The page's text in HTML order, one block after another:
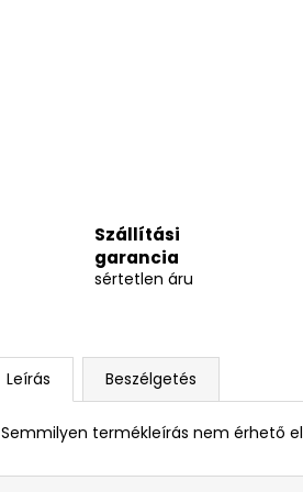
Szállítási
garancia
sértetlen áru
Leírás Beszélgetés
Semmilyen termékleírás nem érhető el